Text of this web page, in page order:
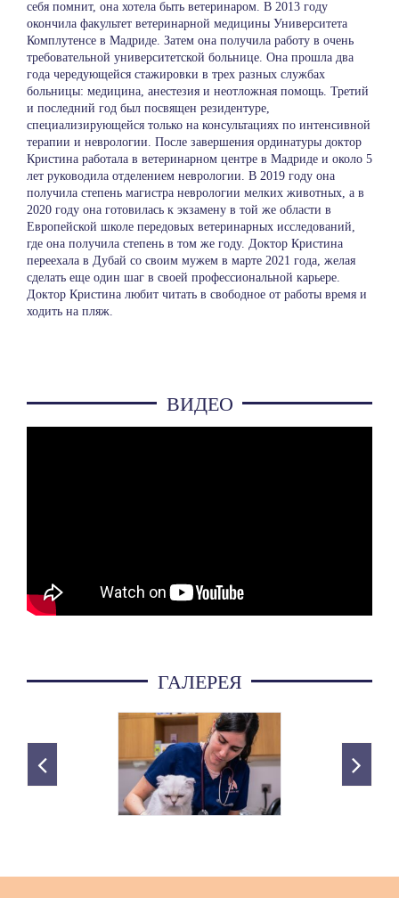
себя помнит, она хотела быть ветеринаром. В 2013 году
окончила факультет ветеринарной медицины Университета
Комплутенсе в Мадриде. Затем она получила работу в очень
требовательной университетской больнице. Она прошла два
года чередующейся стажировки в трех разных службах
больницы: медицина, анестезия и неотложная помощь. Третий
и последний год был посвящен резидентуре,
специализирующейся только на консультациях по интенсивной
терапии и неврологии. После завершения ординатуры доктор
Кристина работала в ветеринарном центре в Мадриде и около 5
лет руководила отделением неврологии. В 2019 году она
получила степень магистра неврологии мелких животных, а в
2020 году она готовилась к экзамену в той же области в
Европейской школе передовых ветеринарных исследований,
где она получила степень в том же году. Доктор Кристина
переехала в Дубай со своим мужем в марте 2021 года, желая
сделать еще один шаг в своей профессиональной карьере.
Доктор Кристина любит читать в свободное от работы время и
ходить на пляж.
ВИДЕО
ГАЛЕРЕЯ